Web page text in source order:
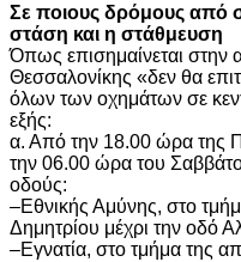
Σε ποιους δρόμους από
στάση και η στάθμευση
Όπως επισημαίνεται στην
Θεσσαλονίκης «δεν θα
όλων των οχημάτων σε
εξής:
α. Από την 18.00 ώρα της
την 06.00 ώρα του
οδούς:
–Εθνικής Αμύνης, στο
Δημητρίου μέχρι την οδό
–Εγνατία, στο τμήμα της